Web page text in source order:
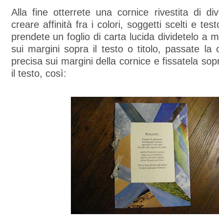
Alla fine otterrete una cornice rivestita di
creare affinità fra i colori, soggetti scelti e
prendete un foglio di carta lucida dividetelo a
sui margini sopra il testo o titolo, passate la
precisa sui margini della cornice e fissatela
il testo, così: